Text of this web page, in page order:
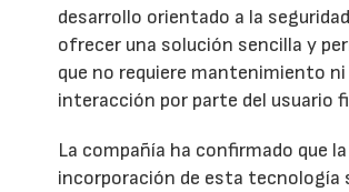
desarrollo orientado a la
ofrecer una solución sencilla y
que no requiere mantenimiento ni
interacción por parte del usuario
La compañía ha confirmado que la
incorporación de esta tecnología